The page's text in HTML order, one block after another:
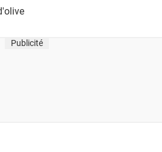
Publicité